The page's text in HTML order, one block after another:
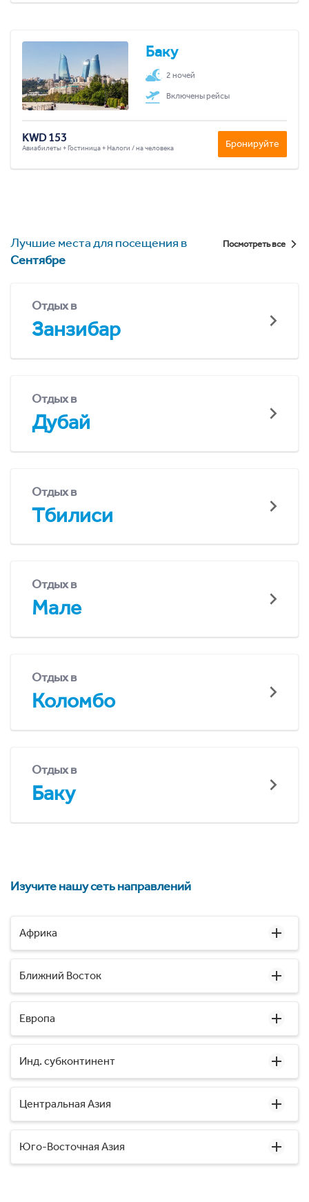
Баку
2 ночей
Включены рейсы
KWD 153
Авиабилеты + Гостиница + Налоги / на человека Бронируйте
Лучшие места для посещения в
Сентябре
Посмотреть все
Отдых в
Занзибар
Отдых в
Дубай
Отдых в
Тбилиси
Отдых в
Мале
Отдых в
Коломбо
Отдых в
Баку
Изучите нашу сеть направлений
Африка
Ближний Восток
Европа
Инд. субконтинент
Центральная Азия
Юго-Восточная Азия